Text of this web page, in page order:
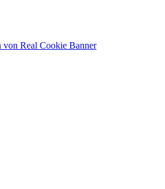
von Real Cookie Banner